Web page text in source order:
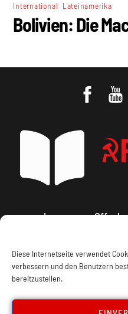
Diese Internetseite verwendet
verbessern und den Benutzern
bereitzustellen.
International Lateinamerika
Bolivien: Die
Impressum,